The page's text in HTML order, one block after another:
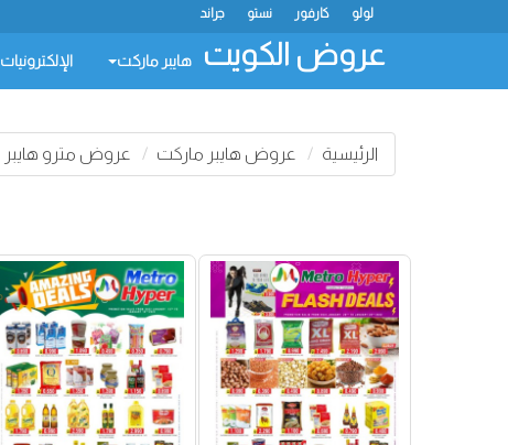
جراند نستو كارفور لولو
عروض الكويت هايبر ماركت الإلكترونيات
الرئيسية عروض هايبر ماركت عروض مترو هايبر